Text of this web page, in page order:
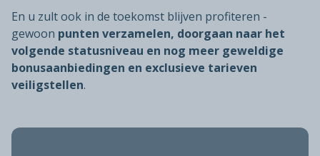
En u zult ook in de toekomst blijven profiteren -
gewoon punten verzamelen, doorgaan naar het
volgende statusniveau en nog meer geweldige
bonusaanbiedingen en exclusieve tarieven
veiligstellen.